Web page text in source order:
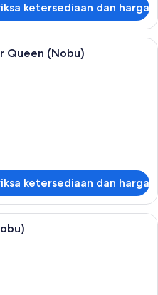
ketersediaan dan harga
Bantalan ekstra lembut, brankas,
Queen (Nobu)
ketersediaan dan harga
Bantalan ekstra lembut, brankas,